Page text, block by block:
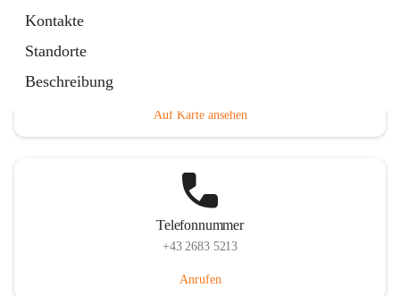
Kontakte
Standorte
Beschreibung
Auf Karte ansehen
Telefonnummer
+43 2683 5213
Anrufen